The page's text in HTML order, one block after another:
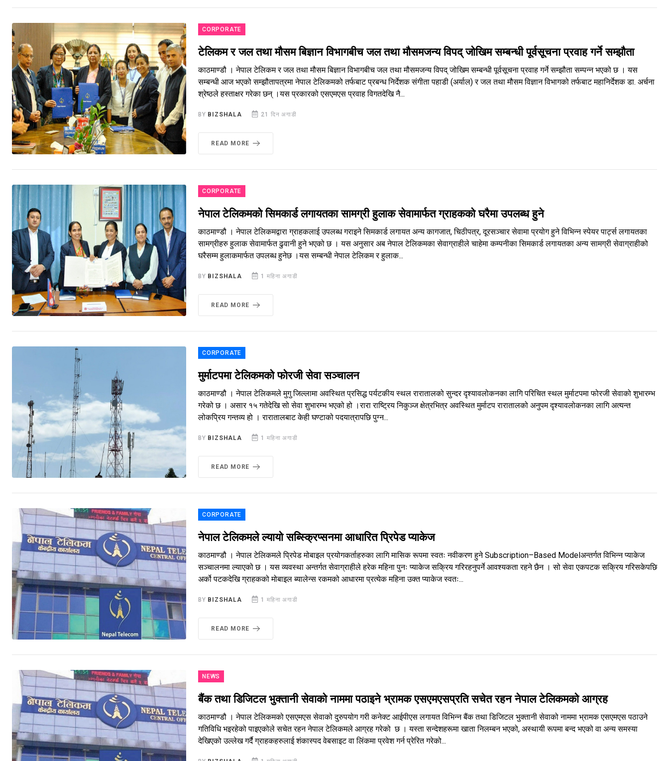
CORPORATE
टेलिकम र जल तथा मौसम बिज्ञान विभागबीच जल तथा मौसमजन्य विपद् जोखिम सम्बन्धी पूर्वसूचना प्रवाह गर्ने सम्झौता
काठमाण्डौ । नेपाल टेलिकम र जल तथा मौसम बिज्ञान विभागबीच जल तथा मौसमजन्य विपद् जोखिम सम्बन्धी पूर्वसूचना प्रवाह गर्ने सम्झौता सम्पन्न भएको छ । यस
सम्बन्धी आज भएको सम्झौतापत्रमा नेपाल टेलिकमको तर्फबाट प्रबन्ध निर्देशक संगीता पहाडी (अर्याल) र जल तथा मौसम विज्ञान विभागको तर्फबाट महानिर्देशक डा. अर्चना
श्रेष्ठले हस्ताक्षर गरेका छन् ।यस प्रकारको एसएमएस प्रवाह विगतदेखि नै...
BY BIZSHALA 21 दिन अगाडी
READ MORE
CORPORATE
नेपाल टेलिकमको सिमकार्ड लगायतका सामग्री हुलाक सेवामार्फत ग्राहकको घरैमा उपलब्ध हुने
काठमाण्डौ । नेपाल टेलिकमद्वारा ग्राहकलाई उपलब्ध गराइने सिमकार्ड लगायत अन्य कागजात, चिठीपत्र, दूरसञ्चार सेवामा प्रयोग हुने विभिन्न स्पेयर पार्ट्स लगायतका
सामग्रीहरु हुलाक सेवामार्फत ढुवानी हुने भएको छ । यस अनुसार अब नेपाल टेलिकमका सेवाग्राहीले चाहेमा कम्पनीका सिमकार्ड लगायतका अन्य सामग्री सेवाग्राहीको
घरैसम्म हुलाकमार्फत उपलब्ध हुनेछ ।यस सम्बन्धी नेपाल टेलिकम र हुलाक...
BY BIZSHALA 1 महिना अगाडी
READ MORE
CORPORATE
मुर्माटपमा टेलिकमको फोरजी सेवा सञ्चालन
काठमाण्डौ । नेपाल टेलिकमले मुगु जिल्लामा अवस्थित प्रसिद्ध पर्यटकीय स्थल रारातालको सुन्दर दृश्यावलोकनका लागि परिचित स्थल मुर्माटपमा फोरजी सेवाको शुभारम्भ
गरेको छ । असार १५ गतेदेखि सो सेवा शुभारम्भ भएको हो ।रारा राष्ट्रिय निकुञ्ज क्षेत्रभित्र अवस्थित मुर्माटप रारातालको अनुपम दृश्यावलोकनका लागि अत्यन्त
लोकप्रिय गन्तव्य हो । रारातालबाट केही घण्टाको पदयात्रापछि पुग्न...
BY BIZSHALA 1 महिना अगाडी
READ MORE
CORPORATE
नेपाल टेलिकमले ल्यायो सब्स्क्रिप्सनमा आधारित प्रिपेड प्याकेज
काठमाण्डौ । नेपाल टेलिकमले प्रिपेड मोबाइल प्रयोगकर्ताहरुका लागि मासिक रूपमा स्वतः नवीकरण हुने Subscription–Based Modelअन्तर्गत विभिन्न प्याकेज
सञ्चालनमा ल्याएको छ । यस व्यवस्था अन्तर्गत सेवाग्राहीले हरेक महिना पुनः प्याकेज सक्रिय गरिरहनुपर्ने आवश्यकता रहने छैन । सो सेवा एकपटक सक्रिय गरिसकेपछि
अर्को पटकदेखि ग्राहकको मोबाइल ब्यालेन्स रकमको आधारमा प्रत्येक महिना उक्त प्याकेज स्वतः...
BY BIZSHALA 1 महिना अगाडी
READ MORE
NEWS
बैंक तथा डिजिटल भुक्तानी सेवाको नाममा पठाइने भ्रामक एसएमएसप्रति सचेत रहन नेपाल टेलिकमको आग्रह
काठमाण्डौ । नेपाल टेलिकमको एसएमएस सेवाको दुरुपयोग गरी कनेक्ट आईपीएस लगायत विभिन्न बैंक तथा डिजिटल भुक्तानी सेवाको नाममा भ्रामक एसएमएस पठाउने
गतिविधि भइरहेको पाइएकोले सचेत रहन नेपाल टेलिकमले आग्रह गरेको छ । यस्ता सन्देशहरूमा खाता निलम्बन भएको, अस्थायी रूपमा बन्द भएको वा अन्य समस्या
देखिएको उल्लेख गर्दै ग्राहकहरुलाई शंकास्पद वेबसाइट वा लिंकमा प्रवेश गर्न प्रेरित गरेको...